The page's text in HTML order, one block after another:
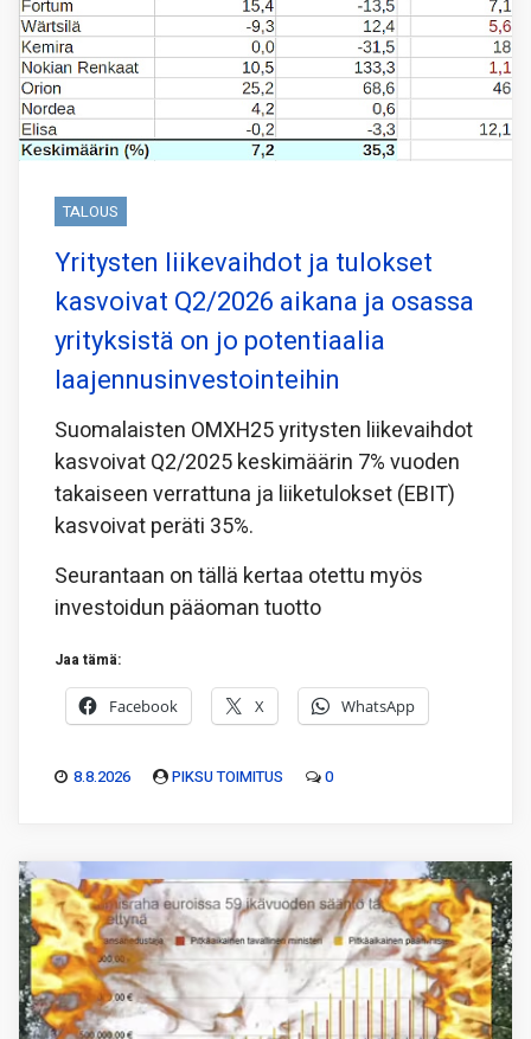
TALOUS
Yritysten liikevaihdot ja tulokset
kasvoivat Q2/2026 aikana ja osassa
yrityksistä on jo potentiaalia
laajennusinvestointeihin
Suomalaisten OMXH25 yritysten liikevaihdot
kasvoivat Q2/2025 keskimäärin 7% vuoden
takaiseen verrattuna ja liiketulokset (EBIT)
kasvoivat peräti 35%.
Seurantaan on tällä kertaa otettu myös
investoidun pääoman tuotto
Jaa tämä:
Facebook X WhatsApp
8.8.2026 PIKSU TOIMITUS 0